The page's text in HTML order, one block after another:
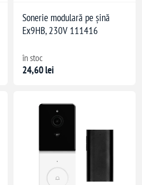
Sonerie modulară pe șină
Ex9HB, 230V 111416
în stoc
24,60 lei